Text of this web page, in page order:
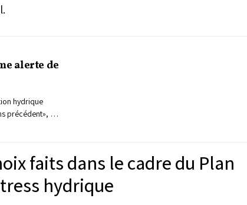
alerte de
hydrique
précédent», a
que le pays
faits dans le cadre du Plan
hydrique